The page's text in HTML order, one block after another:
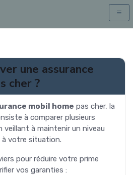
une assurance
cher ?
mobil home pas cher, la
à comparer plusieurs
à maintenir un niveau
votre situation.
pour réduire votre prime
vos garanties :